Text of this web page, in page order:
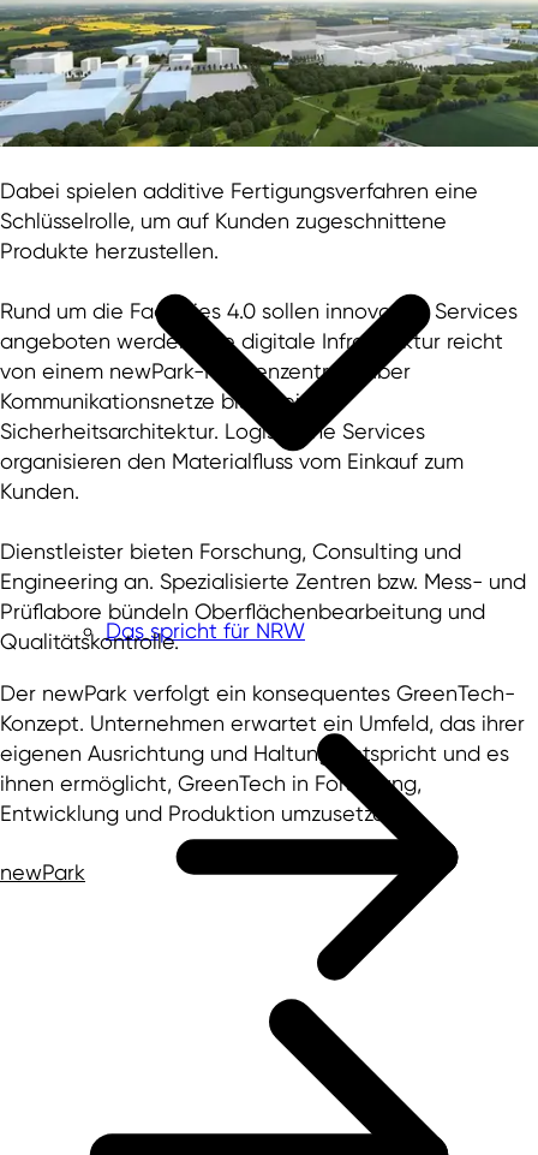
Das spricht für NRW
Dabei spielen additive Fertigungsverfahren eine
Schlüsselrolle, um auf Kunden zugeschnittene
Produkte herzustellen.
Rund um die Factories 4.0 sollen innovative Services
angeboten werden: Die digitale Infrastruktur reicht
von einem newPark-Rechenzentrum über
Kommunikationsnetze bis zu einer
Sicherheitsarchitektur. Logistische Services
organisieren den Materialfluss vom Einkauf zum
Kunden.
Dienstleister bieten Forschung, Consulting und
Engineering an. Spezialisierte Zentren bzw. Mess- und
Prüflabore bündeln Oberflächenbearbeitung und
Qualitätskontrolle.
Der newPark verfolgt ein konsequentes GreenTech-
Konzept. Unternehmen erwartet ein Umfeld, das ihrer
eigenen Ausrichtung und Haltung entspricht und es
ihnen ermöglicht, GreenTech in Forschung,
Entwicklung und Produktion umzusetzen.
newPark